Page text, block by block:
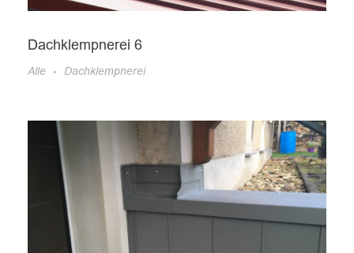
Dachklempnerei 6
Alle Dachklempnerei